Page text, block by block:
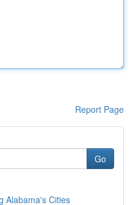
Report Page
Go
Alabama's Cities